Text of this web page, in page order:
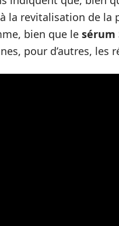
la revitalisation de
bien que le sérum
pour d’autres,